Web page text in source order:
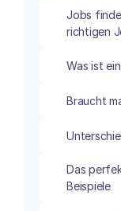
Jobs
richtigen
Was ist
Braucht
Das
Beispiele